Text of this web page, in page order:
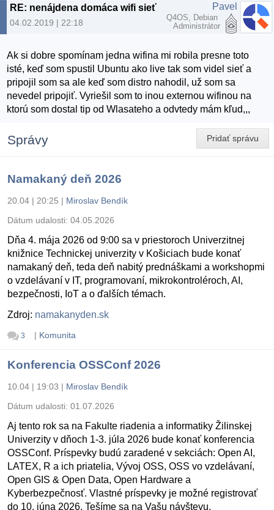
RE: nenájdena domáca wifi sieť
04.02.2019 | 22:18
Pavel
Q4OS, Debian
Administrátor
Ak si dobre spomínam jedna wifina mi robila presne toto
isté, keď som spustil Ubuntu ako live tak som videl sieť a
pripojil som sa ale keď som distro nahodil, už som sa
nevedel pripojiť. Vyriešil som to inou externou wifinou na
ktorú som dostal tip od Wlasateho a odvtedy mám kľud,,,
Pridať správu
Správy
Namakaný deň 2026
20.04 | 20:25 | Miroslav Bendík
Dátum udalosti: 04.05.2026
Dňa 4. mája 2026 od 9:00 sa v priestoroch Univerzitnej
knižnice Technickej univerzity v Košiciach bude konať
namakaný deň, teda deň nabitý prednáškami a workshopmi
o vzdelávaní v IT, programovaní, mikrokontroléroch, AI,
bezpečnosti, IoT a o ďalších témach.
Zdroj: namakanyden.sk
3 | Komunita
Konferencia OSSConf 2026
10.04 | 19:03 | Miroslav Bendík
Dátum udalosti: 01.07.2026
Aj tento rok sa na Fakulte riadenia a informatiky Žilinskej
Univerzity v dňoch 1-3. júla 2026 bude konať konferencia
OSSConf. Príspevky budú zaradené v sekciách: Open AI,
LATEX, R a ich priatelia, Vývoj OSS, OSS vo vzdelávaní,
Open GIS & Open Data, Open Hardware a
Kyberbezpečnosť. Vlastné príspevky je možné registrovať
do 10. júna 2026. Tešíme sa na Vašu návštevu.